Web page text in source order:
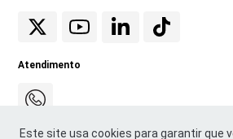
Este site usa cookies para garantir que
Atendimento